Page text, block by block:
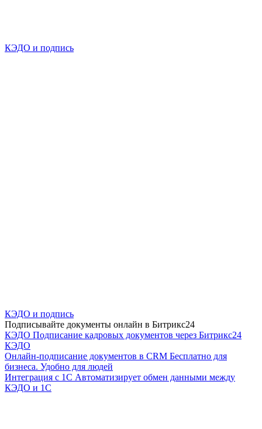
КЭДО и подпись
КЭДО и подпись
Подписывайте документы онлайн в Битрикс24
КЭДО Подписание кадровых документов через Битрикс24
КЭДО
Онлайн-подписание документов в CRM Бесплатно для
бизнеса. Удобно для людей
Интеграция с 1С Автоматизирует обмен данными между
КЭДО и 1С